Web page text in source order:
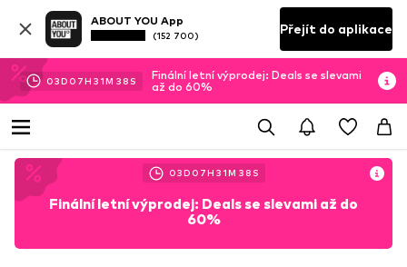
ABOUT YOU App
(152 700) Přejít do aplikace
03D 07H 31M 36 S
Finální letní výprodej: Deals se slevami
až do 60%
03D 07H 31M 36 S
Finální letní výprodej: Deals se slevami až do
60%